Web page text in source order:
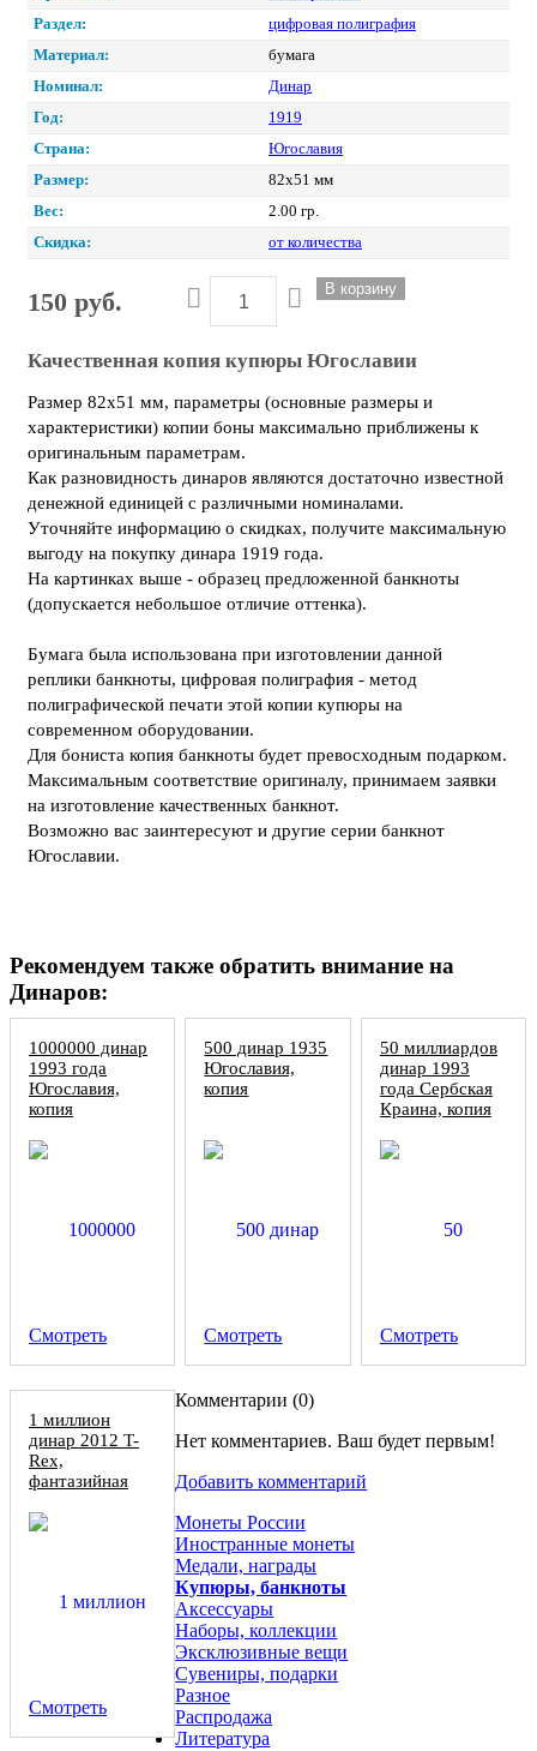
Раздел:
цифровая полиграфия
Материал:
бумага
Номинал:
Динар
Год:
1919
Страна:
Югославия
Размер:
82х51 мм
Вес:
2.00 гр.
Скидка:
от количества
150 руб.
Качественная копия купюры Югославии
Размер 82х51 мм, параметры (основные размеры и
характеристики) копии боны максимально приближены к
оригинальным параметрам.
Как разновидность динаров являются достаточно известной
денежной единицей с различными номиналами.
Уточняйте информацию о скидках, получите максимальную
выгоду на покупку динара 1919 года.
На картинках выше - образец предложенной банкноты
(допускается небольшое отличие оттенка).
Бумага была использована при изготовлении данной
реплики банкноты, цифровая полиграфия - метод
полиграфической печати этой копии купюры на
современном оборудовании.
Для бониста копия банкноты будет превосходным подарком.
Максимальным соответствие оригиналу, принимаем заявки
на изготовление качественных банкнот.
Возможно вас заинтересуют и другие серии банкнот
Югославии.
Рекомендуем также обратить внимание на
Динаров:
1000000 динар
1993 года
Югославия,
копия
Смотреть
500 динар 1935
Югославия,
копия
Смотреть
50 миллиардов
динар 1993
года Сербская
Краина, копия
Смотреть
1 миллион
динар 2012 T-
Rex,
фантазийная
Смотреть
Комментарии (0)
Нет комментариев. Ваш будет первым!
Добавить комментарий
Монеты России
Иностранные монеты
Медали, награды
Купюры, банкноты
Аксессуары
Наборы, коллекции
Эксклюзивные вещи
Сувениры, подарки
Разное
Распродажа
Литература